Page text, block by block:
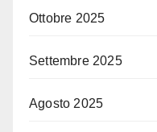
Ottobre 2025
Settembre 2025
Agosto 2025